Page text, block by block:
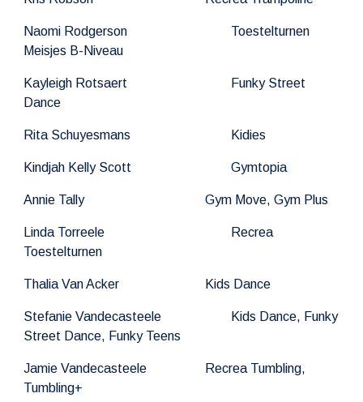
Naomi Rodgerson Toestel turnen
Meisjes B-Niveau
Kayleigh Rotsaert
Funky Street
Dance
Rita Schuyesmans Kidies
Kindjah Kelly Scott Gymtopia
Annie Tally Gym Move, Gym Plus
Linda Torreele
Recrea
Toestel turnen
Thalia Van Acker Kids Dance
Stefanie Vandecasteele
Kids Dance, Funky
Street Dance, Funky Teens
Jamie Vandecasteele
Recrea Tumbling,
Tumbling+